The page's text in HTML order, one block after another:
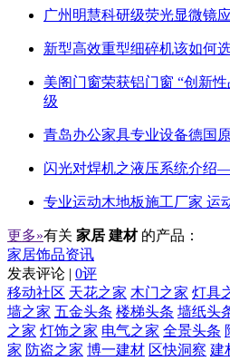
广州明慧科研级荧光显微镜
新型高效重型细碎机该如何
美阁门窗荣获铝门窗 “创新
级
青岛办公家具专业设备德国
闪光对焊机之液压系统介绍
专业运动木地板施工厂家 运
更多»有关 家居 建材 的产品：
家居饰品资讯
发表评论 | 0评
移动社区 天花之家 木门之家 灯具
墙之家 五金头条 楼梯头条 墙纸头
之家 灯饰之家 电气之家 全景头条
家 防盗之家 博一建材 区快洞察 建